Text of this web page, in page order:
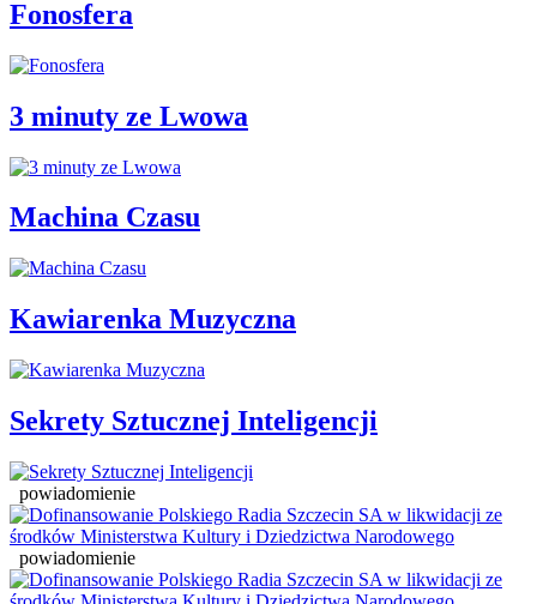
Fonosfera
3 minuty ze Lwowa
Machina Czasu
Kawiarenka Muzyczna
Sekrety Sztucznej Inteligencji
powiadomienie
powiadomienie